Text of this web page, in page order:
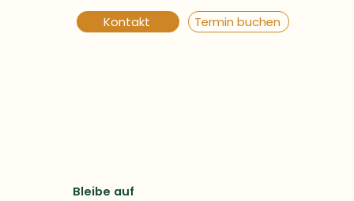
Kontakt Termin buchen
Bleibe auf